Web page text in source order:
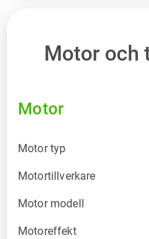
Motor och
Motor
Motor typ
Motortillverkare
Motor modell
Motoreffekt